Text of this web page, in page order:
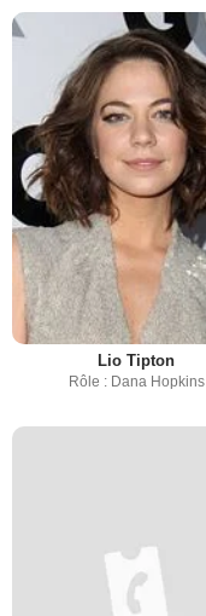
Lio Tipton
Rôle : Dana Hopkins